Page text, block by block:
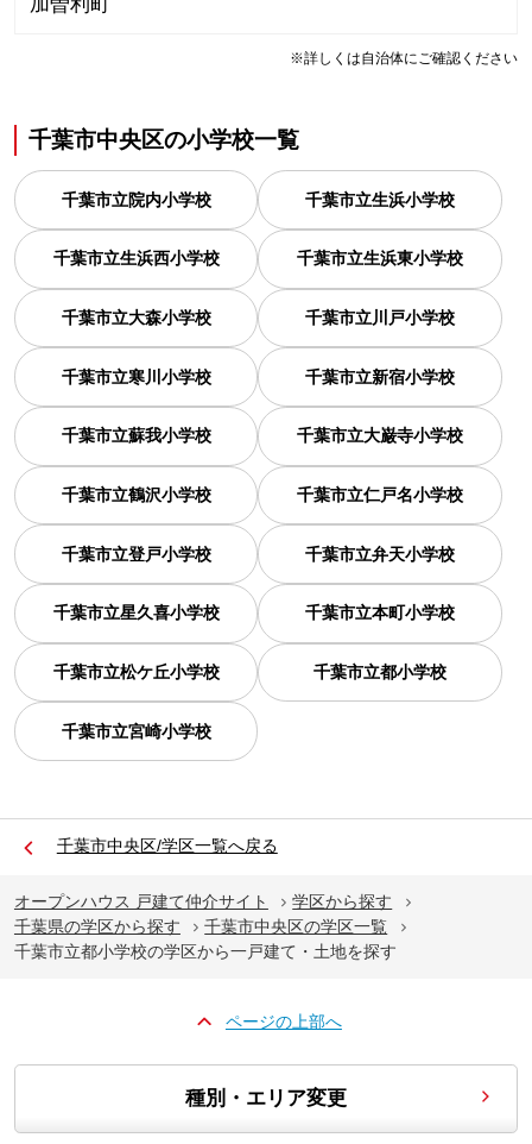
※詳しくは自治体にご確認ください
千葉市中央区の小学校一覧
千葉市立院内小学校 千葉市立生浜小学校
千葉市立生浜西小学校 千葉市立生浜東小学校
千葉市立大森小学校 千葉市立川戸小学校
千葉市立寒川小学校 千葉市立新宿小学校
千葉市立蘇我小学校 千葉市立大巌寺小学校
千葉市立鶴沢小学校 千葉市立仁戸名小学校
千葉市立登戸小学校 千葉市立弁天小学校
千葉市立星久喜小学校 千葉市立本町小学校
千葉市立松ケ丘小学校 千葉市立都小学校
千葉市立宮崎小学校
千葉市中央区/学区一覧へ戻る
オープンハウス 戸建て仲介サイト
学区から探す
千葉県の学区から探す
千葉市中央区の学区一覧
千葉市立都小学校の学区から一戸建て・土地を探す
ページの上部へ
種別・エリア変更